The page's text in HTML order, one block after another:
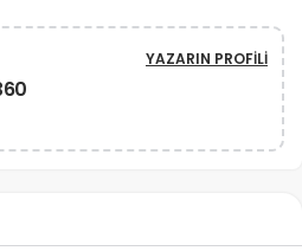
YAZARIN PROFILI